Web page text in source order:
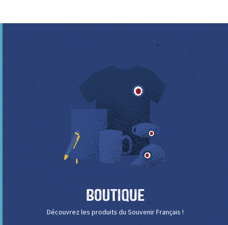
Boutique
Découvrez les produits du Souvenir Français !